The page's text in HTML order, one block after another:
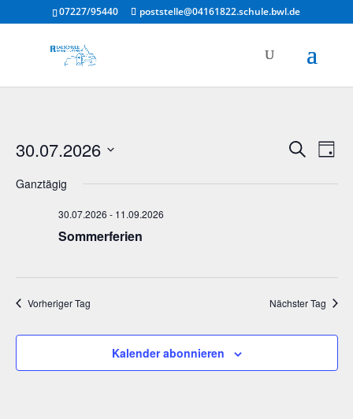
07227/95440 poststelle@04161822.schule.bwl.de
und
SucheTag
30.07.2026
wählen.
Ganztägig
30.07.2026 - 11.09.2026
Sommerferien
Vorheriger Tag Nächster Tag
Kalender abonnieren